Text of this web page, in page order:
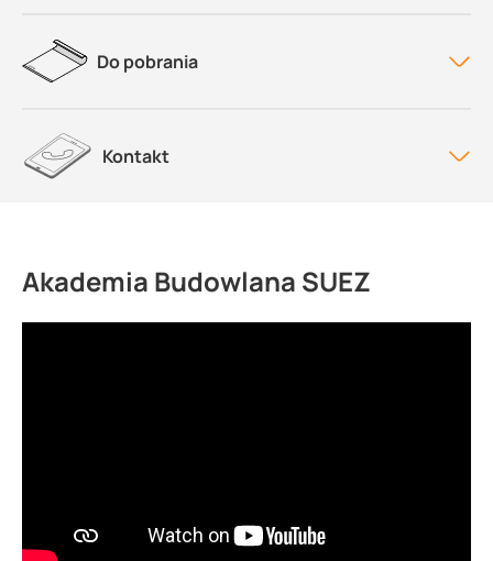
Do pobrania
Kontakt
Akademia Budowlana SUEZ